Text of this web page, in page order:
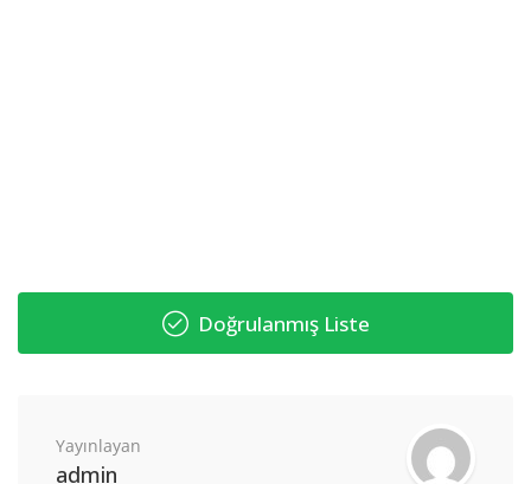
Doğrulanmış Liste
Yayınlayan
admin